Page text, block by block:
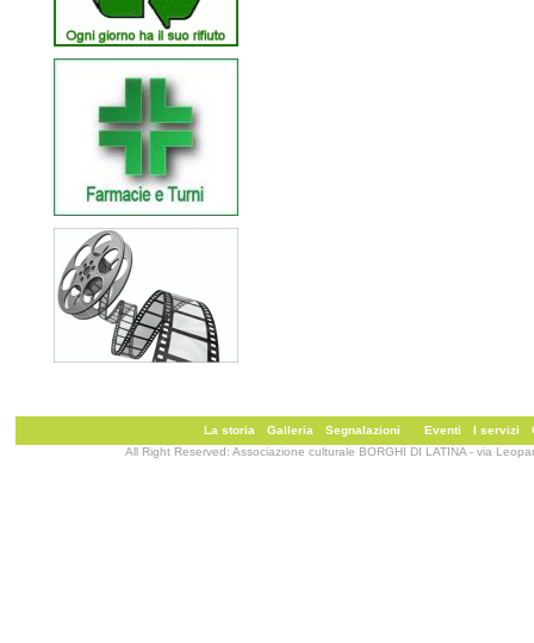
La storia Galleria Segnalazioni Eventi I servizi
All Right Reserved: Associazione culturale BORGHI DI LATINA - via